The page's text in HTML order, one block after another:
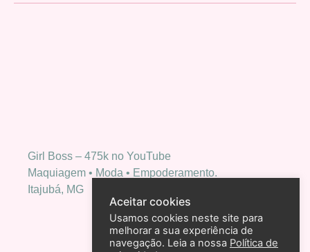
Girl Boss – 475k no YouTube
Maquiagem • Moda • Empoderamento.
Itajubá, MG
Aceitar cookies
Usamos cookies neste site para
melhorar a sua experiência de
navegação. Leia a nossa Política de